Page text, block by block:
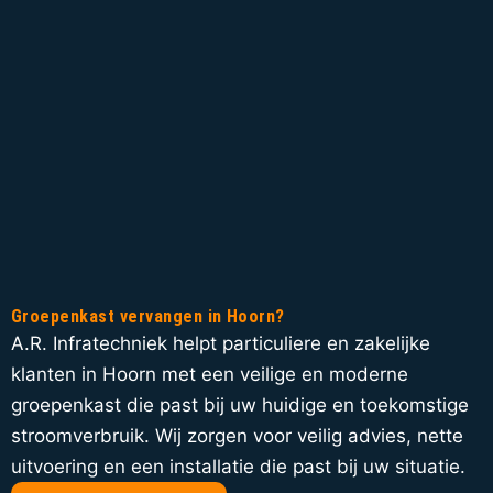
Groepenkast vervangen in Hoorn?
A.R. Infratechniek helpt particuliere en zakelijke
klanten in Hoorn met een veilige en moderne
groepenkast die past bij uw huidige en toekomstige
stroomverbruik. Wij zorgen voor veilig advies, nette
uitvoering en een installatie die past bij uw situatie.